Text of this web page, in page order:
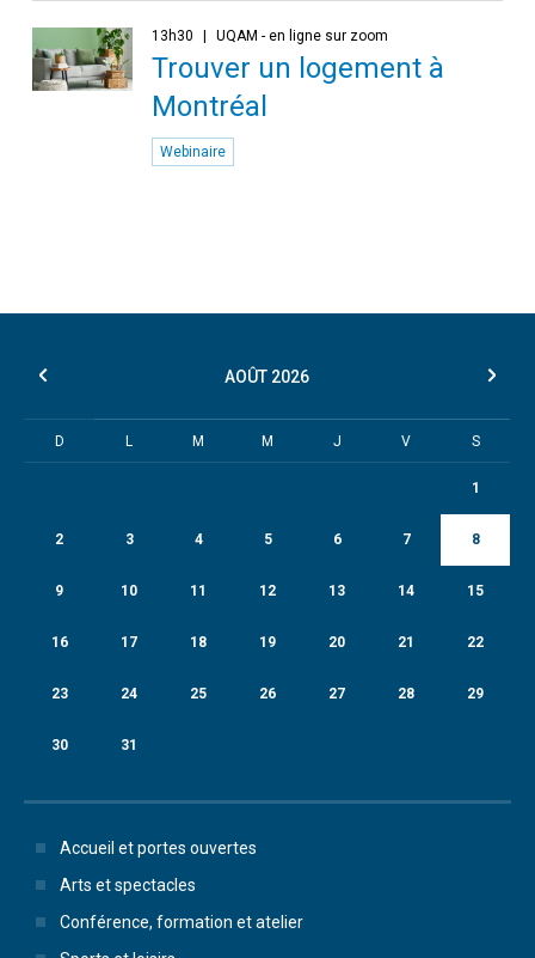
13h30 UQAM - en ligne sur zoom
Trouver un logement à
Montréal
Webinaire
AOÛT 2026
D L M M J V S
1
2 3 4 5 6 7 8
9 10 11 12 13 14 15
16 17 18 19 20 21 22
23 24 25 26 27 28 29
30 31
Accueil et portes ouvertes
Arts et spectacles
Conférence, formation et atelier